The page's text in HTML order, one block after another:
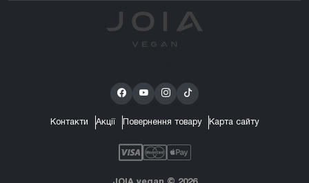
Контакти Акції Повернення товару Карта сайту